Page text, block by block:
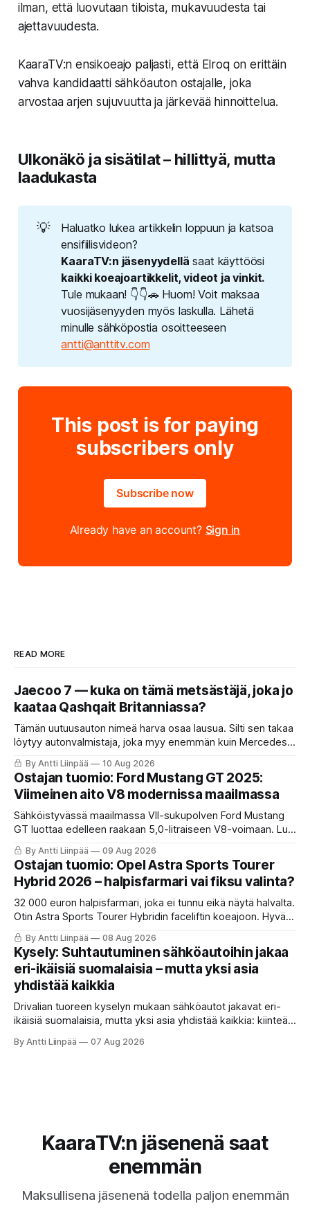
ilman, että luovutaan tiloista, mukavuudesta tai
ajettavuudesta.
KaaraTV:n ensikoeajo paljasti, että Elroq on erittäin
vahva kandidaatti sähköauton ostajalle, joka
arvostaa arjen sujuvuutta ja järkevää hinnoittelua.
Ulkonäkö ja sisätilat – hillittyä, mutta
laadukasta
💡
Haluatko lukea artikkelin loppuun ja katsoa
ensifiilisvideon?
KaaraTV:n jäsenyydellä saat käyttöösi
kaikki koeajoartikkelit, videot ja vinkit.
Tule mukaan! 👇👇🚗 Huom! Voit maksaa
vuosijäsenyyden myös laskulla. Lähetä
minulle sähköpostia osoitteeseen
antti@anttitv.com
This post is for paying
subscribers only
Subscribe now
Already have an account? Sign in
READ MORE
Jaecoo 7 — kuka on tämä metsästäjä, joka jo
kaataa Qashqait Britanniassa?
Tämän uutuusauton nimeä harva osaa lausua. Silti sen takaa
löytyy autonvalmistaja, joka myy enemmän kuin Mercedes-
Benz tai BMW. Ajoin Jaecoo 7:ää Helsingin yössä ja selvitin,
minkälaisesta tausta Jaecoo-merkki ponnistaa. Lue ja
katso!
By Antti Liinpää 10 Aug 2026
Ostajan tuomio: Ford Mustang GT 2025:
Viimeinen aito V8 modernissa maailmassa
Sähköistyvässä maailmassa VII-sukupolven Ford Mustang
GT luottaa edelleen raakaan 5,0-litraiseen V8-voimaan. Lue
KaaraTV:n analyysi ja katso Ostajan tuomio -video: miten
111 878 euron poniauto suoriutuu Syys-Suomen pito
haasteista ja tarjoaako se rahoille vastinetta!
By Antti Liinpää 09 Aug 2026
Ostajan tuomio: Opel Astra Sports Tourer
Hybrid 2026 – halpisfarmari vai fiksu valinta?
32 000 euron halpisfarmari, joka ei tunnu eikä näytä halvalta.
Otin Astra Sports Tourer Hybridin faceliftin koeajoon. Hyvä
istuin, oikeita nappeja ja kevythybridi, joka toimii ihan ok.
Mutta ne viiveet ja se nykiminen? Katso ja lue koko tuomio.
By Antti Liinpää 08 Aug 2026
Kysely: Suhtautuminen sähköautoihin jakaa
eri-ikäisiä suomalaisia – mutta yksi asia
yhdistää kaikkia
Drivalian tuoreen kyselyn mukaan sähköautot jakavat eri-
ikäisiä suomalaisia, mutta yksi asia yhdistää kaikkia: kiinteät
valittaessa.
By Antti Liinpää 07 Aug 2026
KaaraTV:n jäsenenä saat
enemmän
Maksullisena jäsenenä todella paljon enemmän